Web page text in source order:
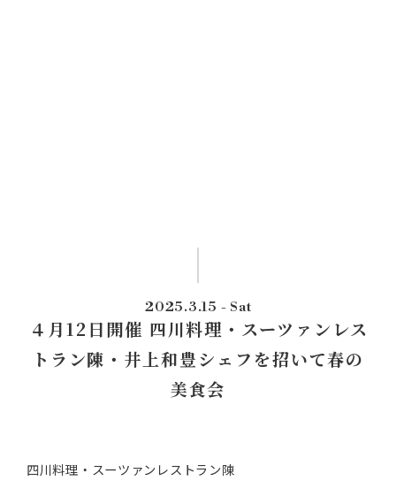
2025.3.15 - Sat
４月12日開催 四川料理・スーツァンレス
トラン陳・井上和豊シェフを招いて春の
美食会
四川料理・スーツァンレストラン陳